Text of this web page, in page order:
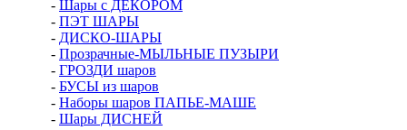
- Шары с ДЕКОРОМ
- ПЭТ ШАРЫ
- ДИСКО-ШАРЫ
- Прозрачные-МЫЛЬНЫЕ ПУЗЫРИ
- ГРОЗДИ шаров
- БУСЫ из шаров
- Наборы шаров ПАПЬЕ-МАШЕ
- Шары ДИСНЕЙ